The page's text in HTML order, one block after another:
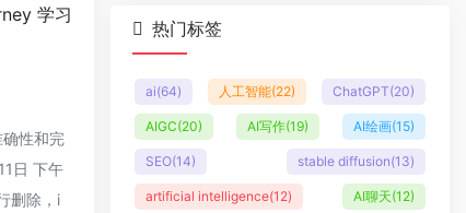
学习
性和完
日 下午
删除，i
热门标签
ai(64) 人工智能(22) ChatGPT(20)
AIGC(20) AI写作(19) AI绘画(15)
SEO(14) stable diffusion(13)
artificial intelligence(12) AI聊天(12)